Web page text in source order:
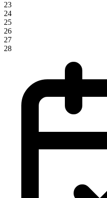
23
24
25
26
27
28